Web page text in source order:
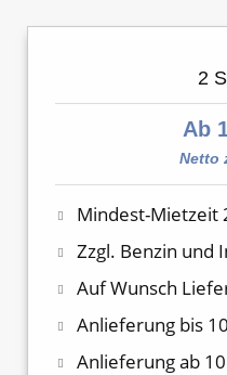
2
Ab
Netto
Mindest-Mietzeit
Zzgl. Benzin und
Auf Wunsch
Anlieferung bis
Anlieferung ab